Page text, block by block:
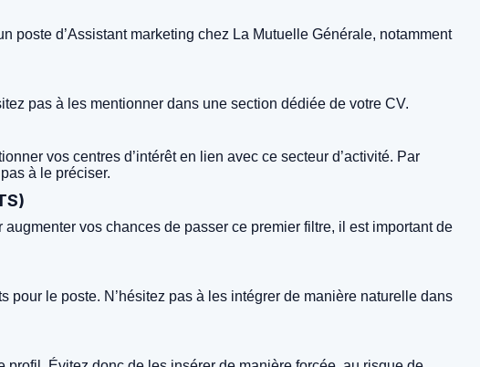
poste d’Assistant marketing chez La Mutuelle Générale, notamment
pas à les mentionner dans une section dédiée de votre CV.
vos centres d’intérêt en lien avec ce secteur d’activité. Par
à le préciser.
vos chances de passer ce premier filtre, il est important de
pour le poste. N’hésitez pas à les intégrer de manière naturelle dans